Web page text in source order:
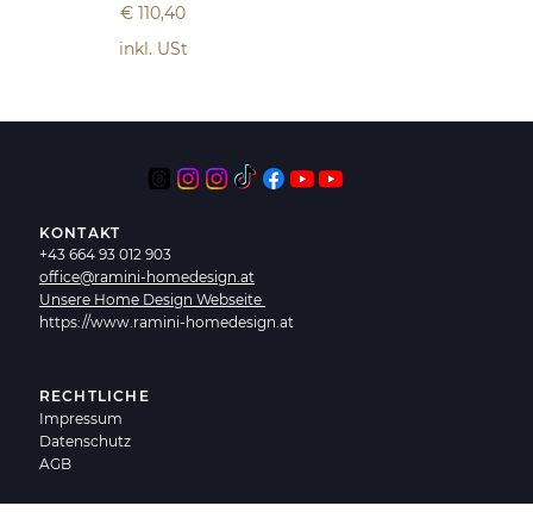
Preis
€ 110,40
inkl. USt
KONTAKT
+43 664 93 012 903
office@ramini-homedesign.at
Unsere Home Design Webseite
https://www.ramini-homedesign.at
RECHTLICHE
Impressum
Datenschutz
AGB